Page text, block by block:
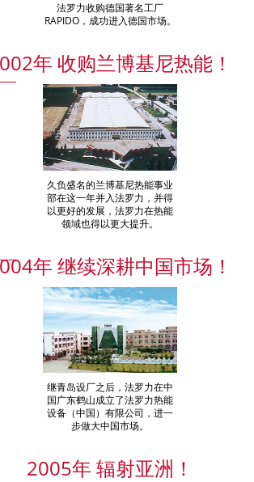
法罗力收购德国著名工厂
RAPIDO，成功进入德国市场。
年 收购兰博基尼热能！
久负盛名的兰博基尼热能事业
部在这一年并入法罗力，并得
以更好的发展，法罗力在热能
领域也得以更大提升。
年 继续深耕中国市场！
继青岛设厂之后，法罗力在中
国广东鹤山成立了法罗力热能
设备（中国）有限公司，进一
步做大中国市场。
2005年 辐射亚洲！